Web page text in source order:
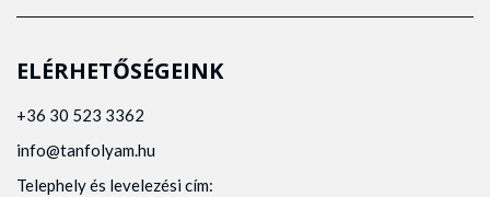
ELÉRHETŐSÉGEINK
+36 30 523 3362
info@tanfolyam.hu
Telephely és levelezési cím: